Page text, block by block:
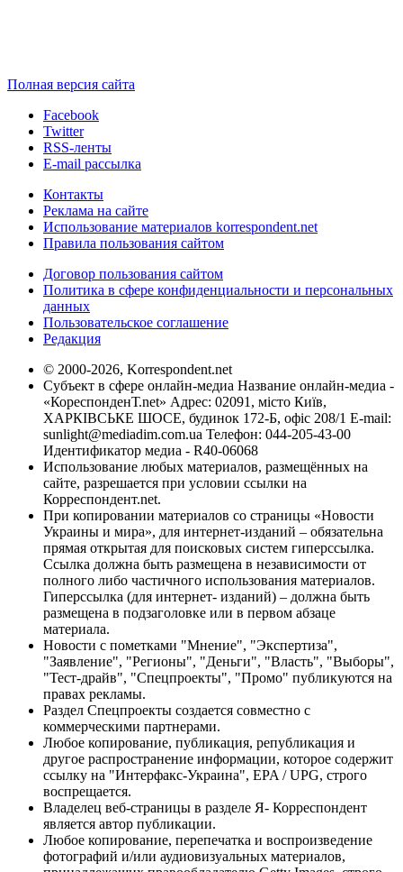
Полная версия сайта
Facebook
Twitter
RSS-ленты
E-mail рассылка
Контакты
Реклама на сайте
Использование материалов korrespondent.net
Правила пользования сайтом
Договор пользования сайтом
Политика в сфере конфиденциальности и персональных
данных
Пользовательское соглашение
Редакция
© 2000-2026, Korrespondent.net
Субъект в сфере онлайн-медиа Название онлайн-медиа -
«КореспонденТ.net» Адрес: 02091, місто Київ,
ХАРКІВСЬКЕ ШОСЕ, будинок 172-Б, офіс 208/1 E-mail:
sunlight@mediadim.com.ua Телефон: 044-205-43-00
Идентификатор медиа - R40-06068
Использование любых материалов, размещённых на
сайте, разрешается при условии ссылки на
Корреспондент.net.
При копировании материалов со страницы «Новости
Украины и мира», для интернет-изданий – обязательна
прямая открытая для поисковых систем гиперссылка.
Ссылка должна быть размещена в независимости от
полного либо частичного использования материалов.
Гиперссылка (для интернет- изданий) – должна быть
размещена в подзаголовке или в первом абзаце
материала.
Новости с пометками "Мнение", "Экспертиза",
"Заявление", "Регионы", "Деньги", "Власть", "Выборы",
"Тест-драйв", "Спецпроекты", "Промо" публикуются на
правах рекламы.
Раздел Спецпроекты создается совместно с
коммерческими партнерами.
Любое копирование, публикация, републикация и
другое распространение информации, которое содержит
ссылку на "Интерфакс-Украина", EPA / UPG, строго
воспрещается.
Владелец веб-страницы в разделе Я- Корреспондент
является автор публикации.
Любое копирование, перепечатка и воспроизведение
фотографий и/или аудиовизуальных материалов,